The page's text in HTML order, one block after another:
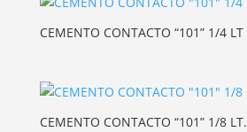
CEMENTO CONTACTO “101” 1/4 LT
CEMENTO CONTACTO “101” 1/8 LT.